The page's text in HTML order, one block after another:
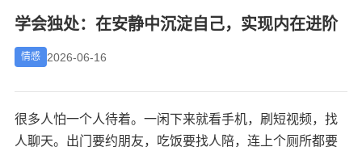
学会独处：在安静中沉淀自己，实现内在进阶
情感 2026-06-16
很多人怕一个人待着。一闲下来就看手机，刷短视频，找
人聊天。出门要约朋友，吃饭要找人陪，连上个厕所都要